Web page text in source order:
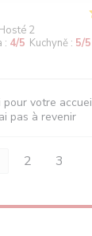
2
: 4/5 Kuchyně : 5/5
pour votre
pas à revenir
2 3